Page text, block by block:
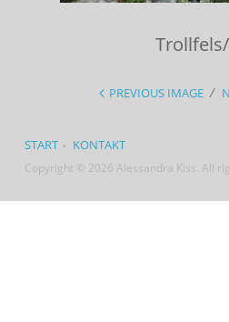
PREVIOUS IMAGE
START KONTAKT
Copyright © 2026 Alessandra Kiss. All